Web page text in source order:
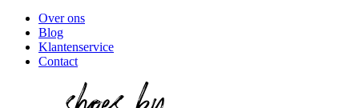
Over ons
Blog
Klantenservice
Contact